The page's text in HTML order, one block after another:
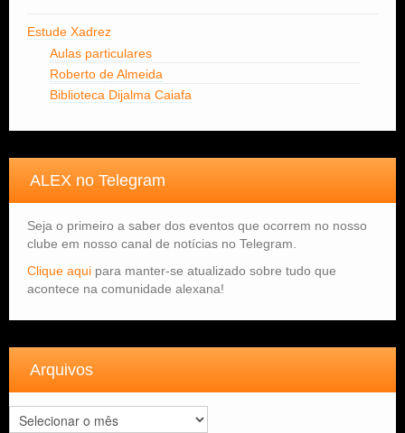
Estude Xadrez
Aulas particulares
Roberto de Almeida
Biblioteca Dijalma Caiafa
ALEX no Telegram
Seja o primeiro a saber dos eventos que ocorrem no nosso
clube em nosso canal de notícias no Telegram.
Clique aqui para manter-se atualizado sobre tudo que
acontece na comunidade alexana!
Arquivos
Arquivos